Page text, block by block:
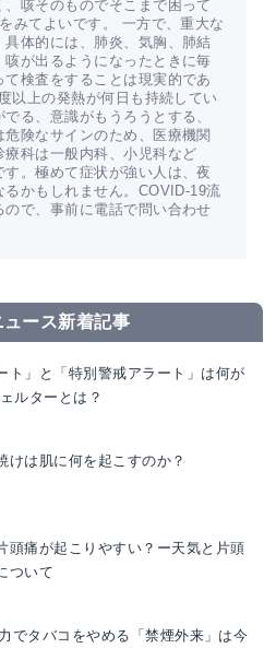
咳そのものでそこまで困って
みてよいです。 一方で、重大な
体的には、肺炎、気胸、肺結
が出るようになったときに毎
検査をすることは現実的であ
以上の発熱が何日も持続してい
る、意識がもうろうとする、
険なサインのため、医療機関
科は一般内科、小児科など
。極めて症状が強い人は、夜
かもしれません。COVID-19流
で、事前に電話で問い合わせ
ース新着記事
ト」と「特別警戒アラート」は何が
ルターとは？
けは肌に何を起こすのか？
頭痛が起こりやすい？ー天気と片頭
ついて
でタバコをやめる「禁煙外来」は今